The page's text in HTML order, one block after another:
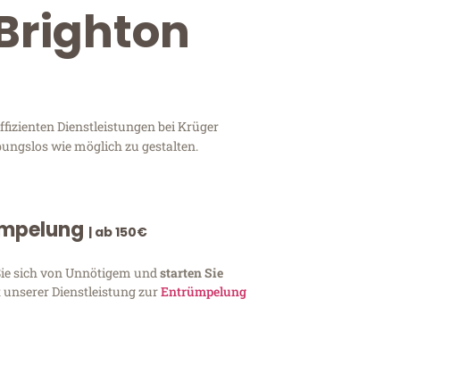
Dienstleistungen bei Krüger
wie möglich zu gestalten.
| ab 150€
sich von Unnötigem undstarten Sie
Dienstleistung zurEntrümpelung